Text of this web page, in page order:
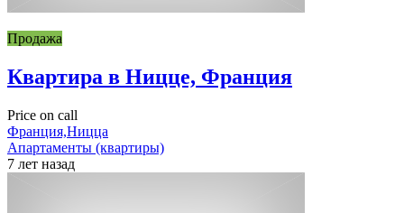
Продажа
Квартира в Ницце, Франция
Price on call
Франция,Ницца
Апартаменты (квартиры)
7 лет назад